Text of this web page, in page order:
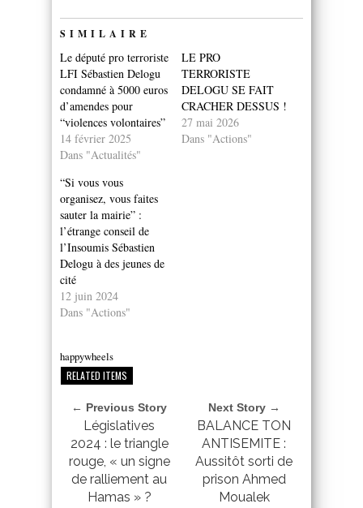
SIMILAIRE
Le député pro terroriste
LFI Sébastien Delogu
condamné à 5000 euros
d’amendes pour
“violences volontaires”
14 février 2025
Dans "Actualités"
LE PRO
TERRORISTE
DELOGU SE FAIT
CRACHER DESSUS !
27 mai 2026
Dans "Actions"
“Si vous vous
organisez, vous faites
sauter la mairie” :
l’étrange conseil de
l’Insoumis Sébastien
Delogu à des jeunes de
cité
12 juin 2024
Dans "Actions"
happywheels
RELATED ITEMS
← Previous Story
Législatives
2024 : le triangle
rouge, « un signe
de ralliement au
Hamas » ?
Next Story →
BALANCE TON
ANTISEMITE :
Aussitôt sorti de
prison Ahmed
Moualek